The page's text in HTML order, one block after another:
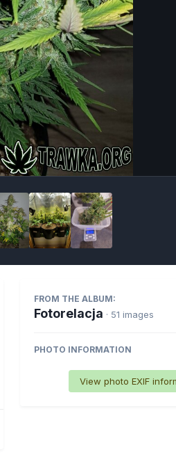
FROM THE ALBUM:
Fotorelacja · 51 images
PHOTO INFORMATION
View photo EXIF